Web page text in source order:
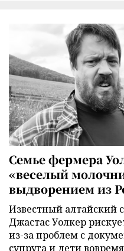
Семье фермера
«веселый
выдворением из
Известный алтайский
Джастас Уолкер
из-за проблем с
супруга и дети